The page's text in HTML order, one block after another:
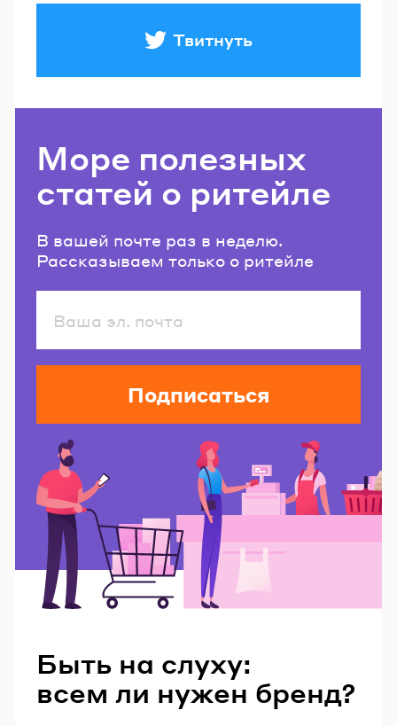
Твитнуть
Море полезных
статей о ритейле
В вашей почте раз в неделю.
Рассказываем только о ритейле
Подписаться
Быть на слуху:
всем ли нужен бренд?